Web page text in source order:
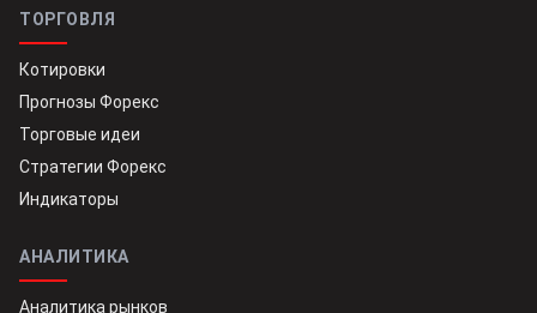
ТОРГОВЛЯ
Котировки
Прогнозы Форекс
Торговые идеи
Стратегии Форекс
Индикаторы
АНАЛИТИКА
Аналитика рынков